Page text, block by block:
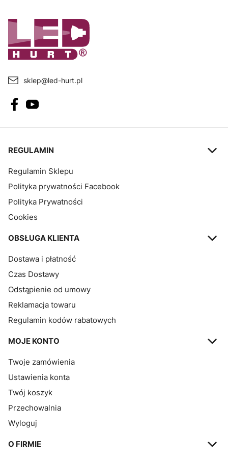
sklep@led-hurt.pl
Linki w stopce
REGULAMIN
Regulamin Sklepu
Polityka prywatności Facebook
Polityka Prywatności
Cookies
OBSŁUGA KLIENTA
Dostawa i płatność
Czas Dostawy
Odstąpienie od umowy
Reklamacja towaru
Regulamin kodów rabatowych
MOJE KONTO
Twoje zamówienia
Ustawienia konta
Twój koszyk
Przechowalnia
Wyloguj
O FIRMIE